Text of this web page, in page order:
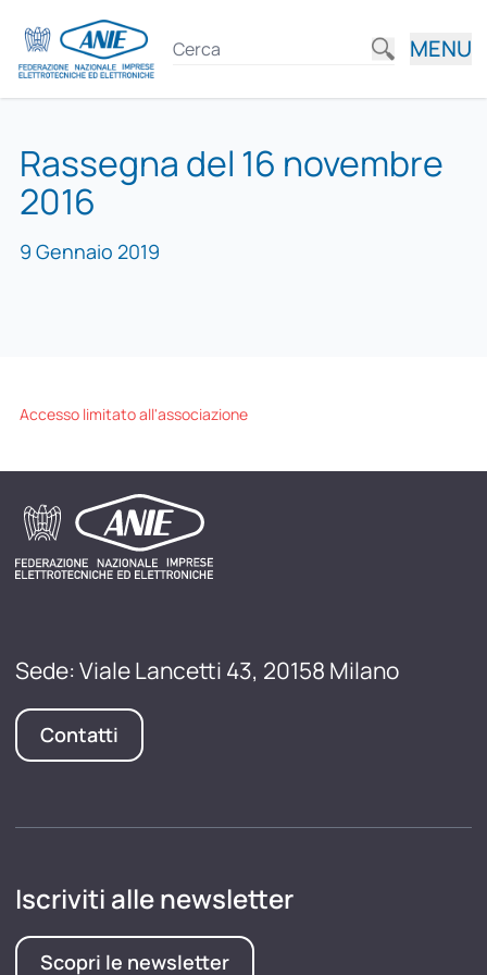
MENU
Rassegna del 16 novembre
2016
9 Gennaio 2019
Accesso limitato all'associazione
Sede: Viale Lancetti 43, 20158 Milano
Contatti
Iscriviti alle newsletter
Scopri le newsletter